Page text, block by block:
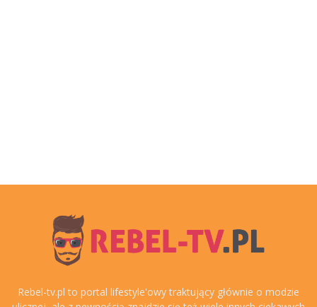
Rebel-tv.pl to portal lifestyle'owy traktujący głównie o modzie